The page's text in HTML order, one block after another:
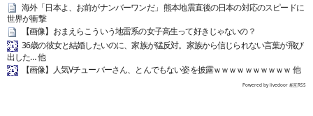
海外「日本よ、お前がナンバーワンだ」 熊本地震直後の日本の対応のスピードに
世界が衝撃
【画像】おまえらこういう地雷系の女子高生って好きじゃないの？
36歳の彼女と結婚したいのに、家族が猛反対。家族から信じられない言葉が飛び
出した… 他
【画像】人気Vチューバーさん、とんでもない姿を披露ｗｗｗｗｗｗｗｗｗｗ 他
Powered by livedoor 相互RSS